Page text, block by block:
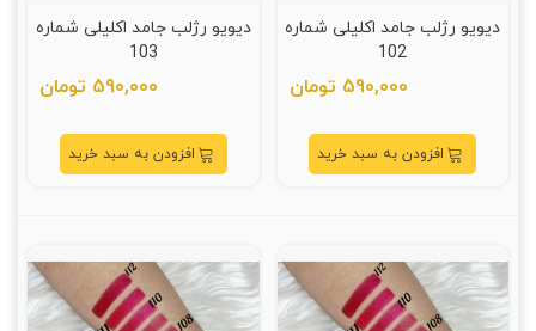
دیویو رژلب جامد اکلیلی شماره
102
590,000 تومان
افزودن به سبد خرید
دیویو رژلب جامد اکلیلی شماره
103
590,000 تومان
افزودن به سبد خرید